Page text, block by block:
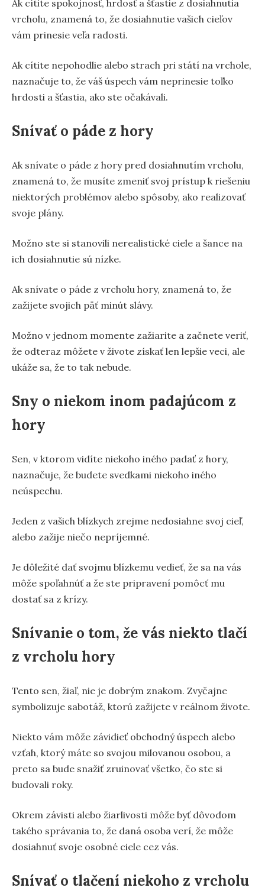
Ak cítite spokojnosť, hrdosť a šťastie z dosiahnutia
vrcholu, znamená to, že dosiahnutie vašich cieľov
vám prinesie veľa radosti.
Ak cítite nepohodlie alebo strach pri státí na vrchole,
naznačuje to, že váš úspech vám neprinesie toľko
hrdosti a šťastia, ako ste očakávali.
Snívať o páde z hory
Ak snívate o páde z hory pred dosiahnutím vrcholu,
znamená to, že musíte zmeniť svoj prístup k riešeniu
niektorých problémov alebo spôsoby, ako realizovať
svoje plány.
Možno ste si stanovili nerealistické ciele a šance na
ich dosiahnutie sú nízke.
Ak snívate o páde z vrcholu hory, znamená to, že
zažijete svojich päť minút slávy.
Možno v jednom momente zažiarite a začnete veriť,
že odteraz môžete v živote získať len lepšie veci, ale
ukáže sa, že to tak nebude.
Sny o niekom inom padajúcom z
hory
Sen, v ktorom vidíte niekoho iného padať z hory,
naznačuje, že budete svedkami niekoho iného
neúspechu.
Jeden z vašich blízkych zrejme nedosiahne svoj cieľ,
alebo zažije niečo nepríjemné.
Je dôležité dať svojmu blízkemu vedieť, že sa na vás
môže spoľahnúť a že ste pripravení pomôcť mu
dostať sa z krízy.
Snívanie o tom, že vás niekto tlačí
z vrcholu hory
Tento sen, žiaľ, nie je dobrým znakom. Zvyčajne
symbolizuje sabotáž, ktorú zažijete v reálnom živote.
Niekto vám môže závidieť obchodný úspech alebo
vzťah, ktorý máte so svojou milovanou osobou, a
preto sa bude snažiť zruinovať všetko, čo ste si
budovali roky.
Okrem závisti alebo žiarlivosti môže byť dôvodom
takého správania to, že daná osoba verí, že môže
dosiahnuť svoje osobné ciele cez vás.
Snívať o tlačení niekoho z vrcholu